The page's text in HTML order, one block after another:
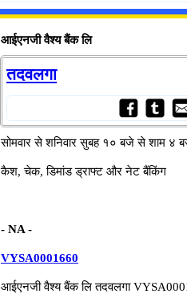
आईएनजी वैश्य बैंक लि
तदवलगा
सोमवार से शनिवार सुबह १० बजे से शाम ४
कैश, चेक, डिमांड ड्राफ्ट और नेट बैंकिंग
- NA -
VYSA0001660
आईएनजी वैश्य बैंक लि तदवलगा